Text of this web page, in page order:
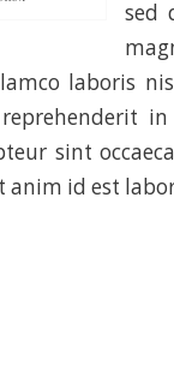
sed
laboris
sint
anim id est